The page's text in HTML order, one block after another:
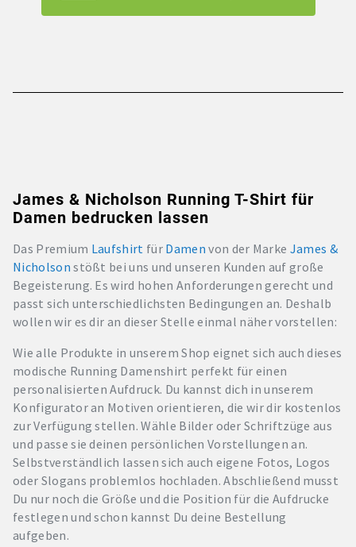
James & Nicholson Running T-Shirt für
Damen bedrucken lassen
Das Premium Laufshirt für Damen von der Marke James &
Nicholson stößt bei uns und unseren Kunden auf große
Begeisterung. Es wird hohen Anforderungen gerecht und
passt sich unterschiedlichsten Bedingungen an. Deshalb
wollen wir es dir an dieser Stelle einmal näher vorstellen:
Wie alle Produkte in unserem Shop eignet sich auch dieses
modische Running Damenshirt perfekt für einen
personalisierten Aufdruck. Du kannst dich in unserem
Konfigurator an Motiven orientieren, die wir dir kostenlos
zur Verfügung stellen. Wähle Bilder oder Schriftzüge aus
und passe sie deinen persönlichen Vorstellungen an.
Selbstverständlich lassen sich auch eigene Fotos, Logos
oder Slogans problemlos hochladen. Abschließend musst
Du nur noch die Größe und die Position für die Aufdrucke
festlegen und schon kannst Du deine Bestellung
aufgeben.